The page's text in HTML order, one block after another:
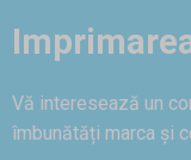
Vă interesează un
îmbunătăți marca și